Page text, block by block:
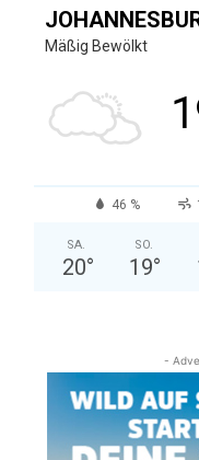
Mäßig Bewölkt
46 %
SA.
20°
SO.
19°
-